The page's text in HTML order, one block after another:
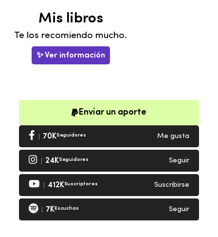
Mis libros
Te los recomiendo mucho.
✨ Ver información
Enviar un aporte
70KSeguidores Me gusta
24KSeguidores Seguir
412KSuscriptores Suscribirse
7KEscuchas Seguir